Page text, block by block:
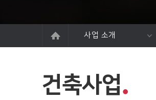
사업 소개
건축사업